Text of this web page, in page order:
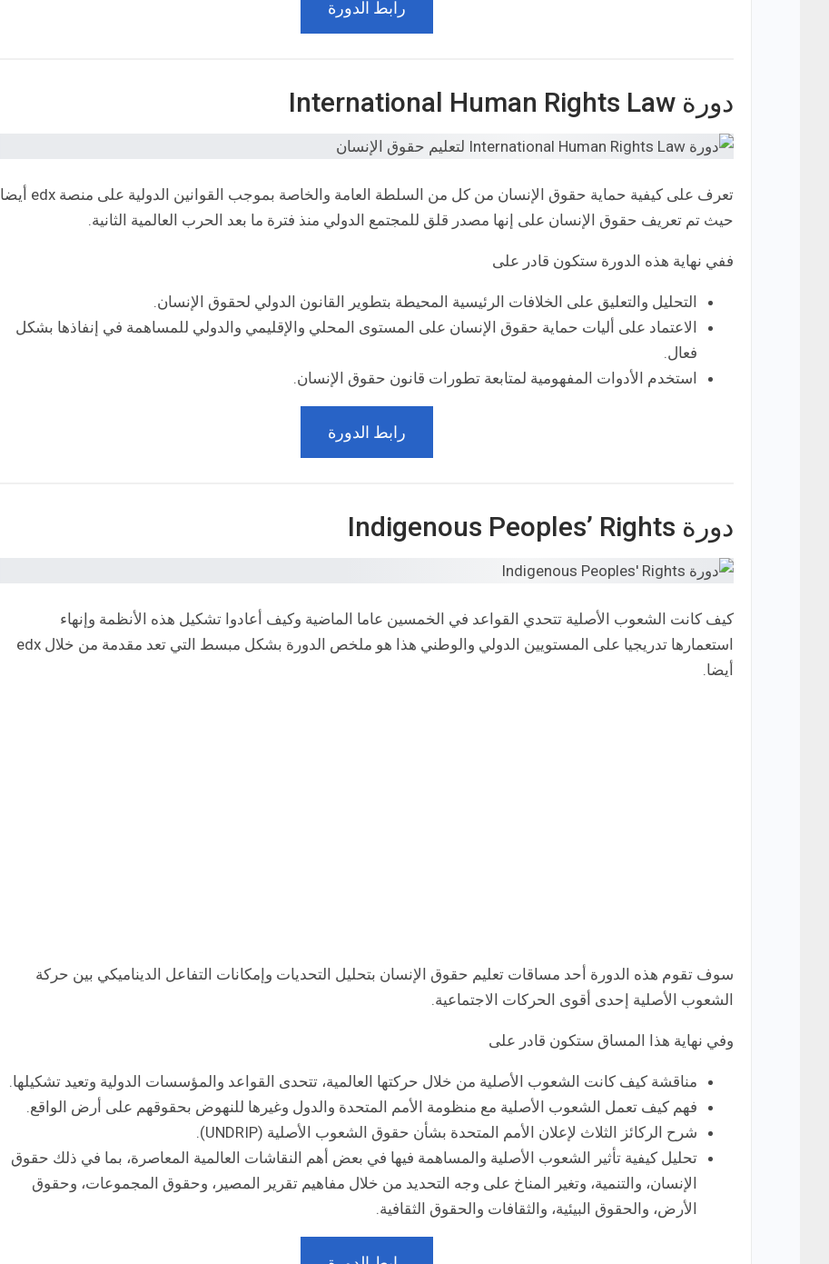
رابط الدورة
دورة International Human Rights Law
تعرف على كيفية حماية حقوق الإنسان من كل من السلطة العامة والخاصة بموجب القوانين الدولية على منصة edx أيضا
حيث تم تعريف حقوق الإنسان على إنها مصدر قلق للمجتمع الدولي منذ فترة ما بعد الحرب العالمية الثانية.
ففي نهاية هذه الدورة ستكون قادر على
التحليل والتعليق على الخلافات الرئيسية المحيطة بتطوير القانون الدولي لحقوق الإنسان.
الاعتماد على أليات حماية حقوق الإنسان على المستوى المحلي والإقليمي والدولي للمساهمة في إنفاذها بشكل
فعال.
استخدم الأدوات المفهومية لمتابعة تطورات قانون حقوق الإنسان.
رابط الدورة
دورة Indigenous Peoples’ Rights
كيف كانت الشعوب الأصلية تتحدي القواعد في الخمسين عاما الماضية وكيف أعادوا تشكيل هذه الأنظمة وإنهاء
استعمارها تدريجيا على المستويين الدولي والوطني هذا هو ملخص الدورة بشكل مبسط التي تعد مقدمة من خلال edx
أيضا.
سوف تقوم هذه الدورة أحد مساقات تعليم حقوق الإنسان بتحليل التحديات وإمكانات التفاعل الديناميكي بين حركة
الشعوب الأصلية إحدى أقوى الحركات الاجتماعية.
وفي نهاية هذا المساق ستكون قادر على
مناقشة كيف كانت الشعوب الأصلية من خلال حركتها العالمية، تتحدى القواعد والمؤسسات الدولية وتعيد تشكيلها.
فهم كيف تعمل الشعوب الأصلية مع منظومة الأمم المتحدة والدول وغيرها للنهوض بحقوقهم على أرض الواقع.
شرح الركائز الثلاث لإعلان الأمم المتحدة بشأن حقوق الشعوب الأصلية (UNDRIP).
تحليل كيفية تأثير الشعوب الأصلية والمساهمة فيها في بعض أهم النقاشات العالمية المعاصرة، بما في ذلك حقوق
الإنسان، والتنمية، وتغير المناخ على وجه التحديد من خلال مفاهيم تقرير المصير، وحقوق المجموعات، وحقوق
الأرض، والحقوق البيئية، والثقافات والحقوق الثقافية.